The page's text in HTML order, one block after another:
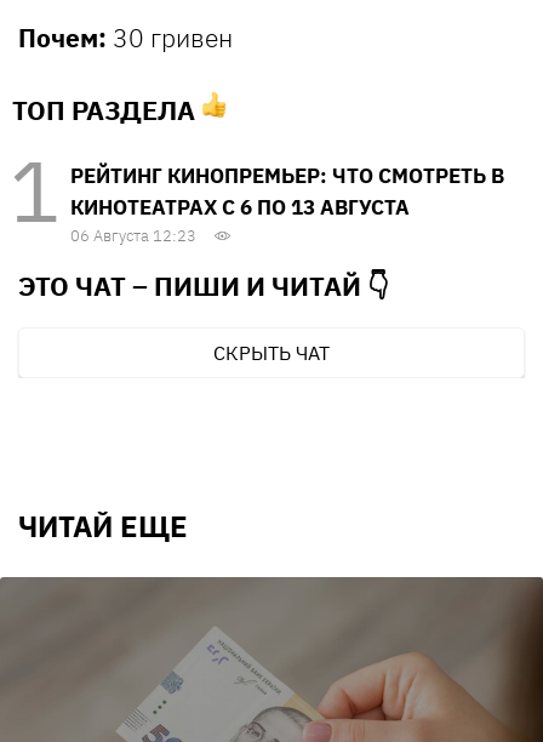
Почем: 30 гривен
ТОП РАЗДЕЛА
РЕЙТИНГ КИНОПРЕМЬЕР: ЧТО СМОТРЕТЬ В
КИНОТЕАТРАХ С 6 ПО 13 АВГУСТА
06 Августа 12:23
ЭТО ЧАТ – ПИШИ И ЧИТАЙ 👇
СКРЫТЬ ЧАТ
ЧИТАЙ ЕЩЕ